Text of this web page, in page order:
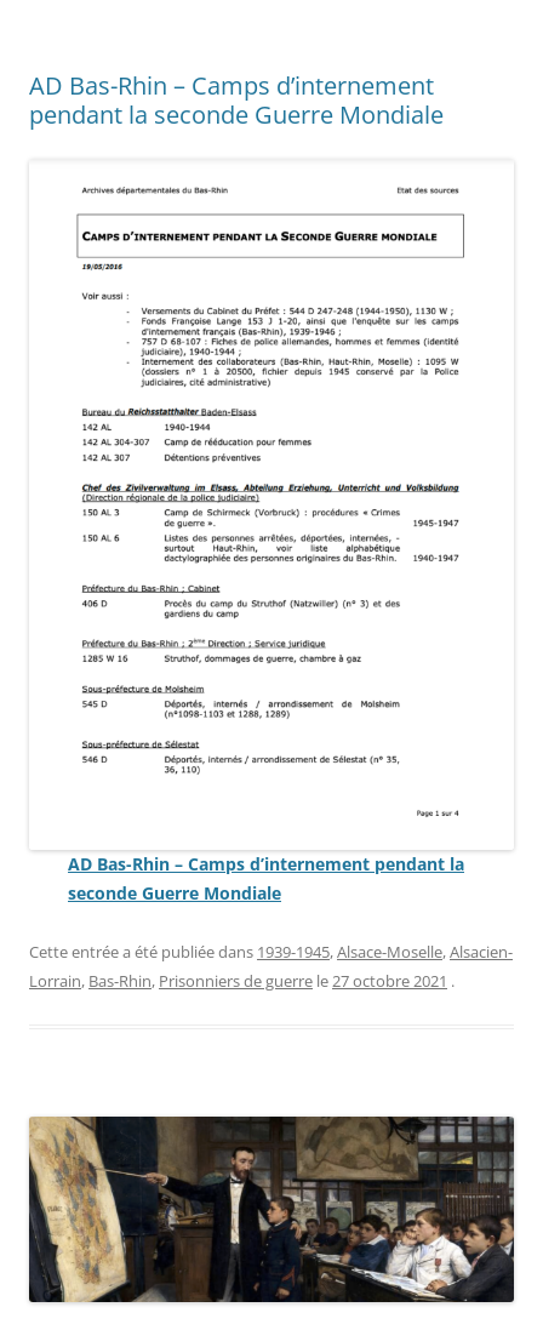
AD Bas-Rhin – Camps d’internement
pendant la seconde Guerre Mondiale
AD Bas-Rhin – Camps d’internement pendant la
seconde Guerre Mondiale
Cette entrée a été publiée dans 1939-1945,Alsace-Moselle,Alsacien-
Lorrain, Bas-Rhin, Prisonniers de guerre le27 octobre 2021 .